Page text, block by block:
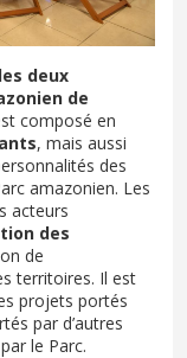
deux
de
composé en
, mais aussi
des
amazonien. Les
acteurs
des
de
territoires. Il est
projets portés
par d’autres
le Parc.